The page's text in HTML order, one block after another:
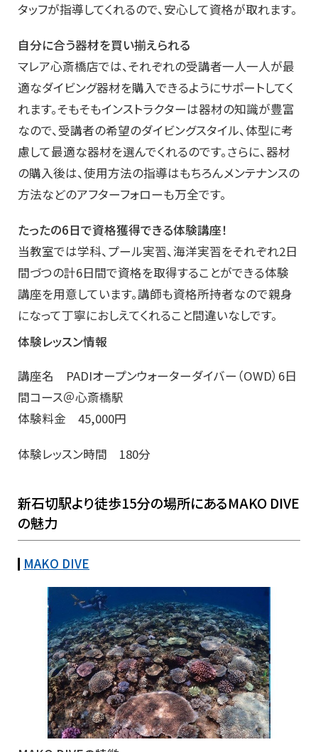
タッフが指導してくれるので、安心して資格が取れます。
自分に合う器材を買い揃えられる
マレア心斎橋店では、それぞれの受講者一人一人が最
適なダイビング器材を購入できるようにサポートしてく
れます。そもそもインストラクターは器材の知識が豊富
なので、受講者の希望のダイビングスタイル、体型に考
慮して最適な器材を選んでくれるのです。さらに、器材
の購入後は、使用方法の指導はもちろんメンテナンスの
方法などのアフターフォローも万全です。
たったの6日で資格獲得できる体験講座！
当教室では学科、プール実習、海洋実習をそれぞれ2日
間づつの計6日間で資格を取得することができる体験
講座を用意しています。講師も資格所持者なので親身
になって丁寧におしえてくれること間違いなしです。
体験レッスン情報
講座名 PADIオープンウォーターダイバー（OWD）6日
間コース＠心斎橋駅
体験料金 45,000円
体験レッスン時間 180分
新石切駅より徒歩15分の場所にあるMAKO DIVE
の魅力
MAKO DIVE